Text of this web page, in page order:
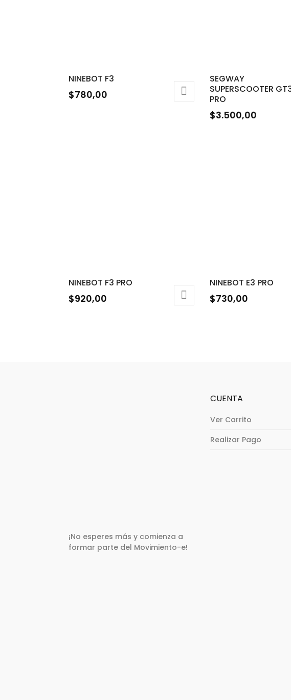
NINEBOT F3
$780,00
SEGWAY
SUPERSCOOTER
PRO
$3.500,00
NINEBOT F3 PRO
$920,00
NINEBOT E3 PRO
$730,00
¡No esperes más y comienza a
formar parte del Movimiento-e!
CUENTA
Ver Carrito
Realizar Pago